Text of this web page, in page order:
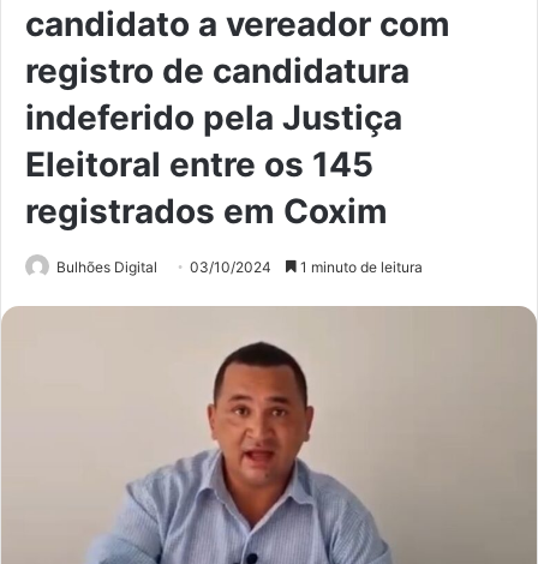
candidato a vereador com
registro de candidatura
indeferido pela Justiça
Eleitoral entre os 145
registrados em Coxim
Bulhões Digital 03/10/2024 1 minuto de leitura